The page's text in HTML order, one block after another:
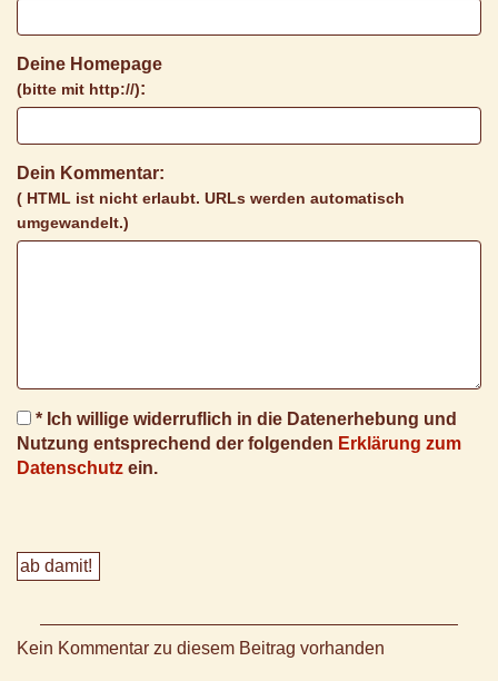
Deine Homepage
(bitte mit http://):
Dein Kommentar:
( HTML ist nicht erlaubt. URLs werden automatisch
umgewandelt.)
* Ich willige widerruflich in die Datenerhebung und
Nutzung entsprechend der folgenden Erklärung zum
Datenschutz ein.
Kein Kommentar zu diesem Beitrag vorhanden